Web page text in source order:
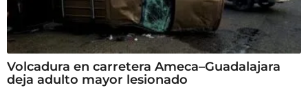
Volcadura en carretera Ameca–Guadalajara
deja adulto mayor lesionado